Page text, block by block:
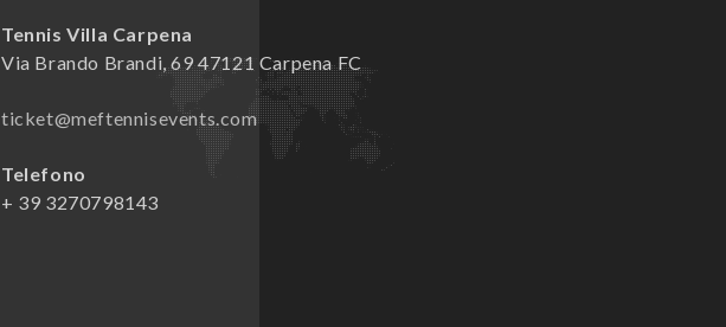
Tennis Villa Carpena
Via Brando Brandi, 69 47121 Carpena FC
ticket@meftennisevents.com
Telefono
+ 39 3270798143